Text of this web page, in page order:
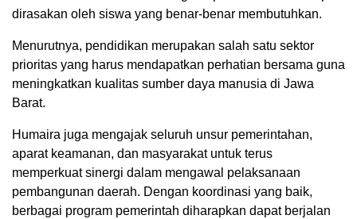
dirasakan oleh siswa yang benar-benar membutuhkan.
Menurutnya, pendidikan merupakan salah satu sektor
prioritas yang harus mendapatkan perhatian bersama guna
meningkatkan kualitas sumber daya manusia di Jawa
Barat.
Humaira juga mengajak seluruh unsur pemerintahan,
aparat keamanan, dan masyarakat untuk terus
memperkuat sinergi dalam mengawal pelaksanaan
pembangunan daerah. Dengan koordinasi yang baik,
berbagai program pemerintah diharapkan dapat berjalan